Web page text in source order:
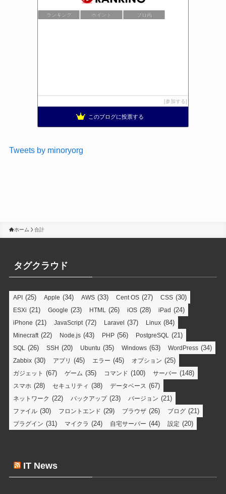
ランキング ポイント ブロ画
参加する
このブログに投票する
Tweets by minoryorg
ホーム 合計
タグクラウド
API (25) Apple (34) AWS (33) Cent OS (27) CSS (30)
ESXi (21) Google (23) HTML (26) iOS (28) iPad (24)
iPhone (21) JavaScript (72) Laravel (37) Linux (84)
Minecraft (22) Node.js (43) PHP (56) PostgreSQL (21)
SQL (26) SSH (20) Ubuntu (35) Windows (63) WordPress (34)
Zabbix (30) アプリ (45) エラー (45) オプション (25)
ガジェット (67) ゲーム (35) コマンド (100) サーバー (148)
スマホ (28) セキュリティ (38) データベース (67)
ネットワーク (22) バックアップ(23) バージョン (21)
ファイル (30) フロントエンド (29) ブラウザ (26) ブログ (21)
プラグイン (31) マイクラ (24) 自宅サーバー (44) 設定 (20)
IT News